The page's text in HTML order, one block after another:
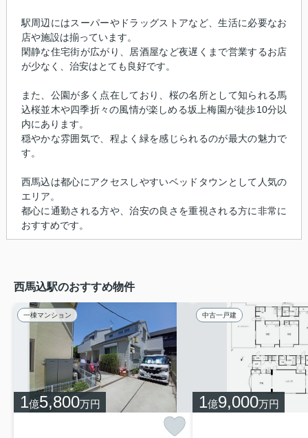
駅周辺にはスーパーやドラッグストアなど、生活に必要なお
店や施設は揃っています。
閑静な住宅街が広がり、居酒屋など夜遅くまで営業するお店
が少なく、治安はとても良好です。
また、公園が多く点在しており、桜の名所として知られる馬
込桜並木や四季折々の風情が楽しめる坂上梅園が徒歩10分以
内にあります。
穏やかな雰囲気で、程よく緑を感じられるのが最大の魅力で
す。
西馬込は都心にアクセスしやすいベッドタウンとして人気の
エリア。
都心に通勤される方や、治安の良さを重視される方に非常に
おすすめです。
西馬込駅のおすすめ物件
一棟マンション
1億5,800万円
中古一戸建
1億9,000万円